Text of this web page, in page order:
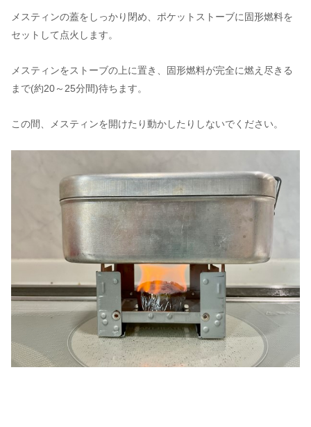
メスティンの蓋をしっかり閉め、ポケットストーブに固形燃料を
セットして点火します。
メスティンをストーブの上に置き、固形燃料が完全に燃え尽きる
まで(約20～25分間)待ちます。
この間、メスティンを開けたり動かしたりしないでください。